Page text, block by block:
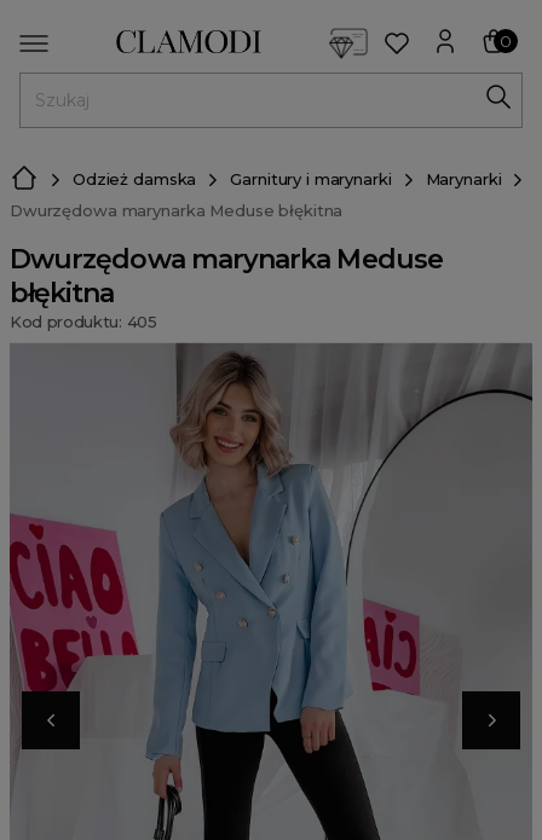
0
Odzież damska Garnitury i marynarki
Marynarki
Dwurzędowa marynarka Meduse błękitna
Dwurzędowa marynarka Meduse
błękitna
Kod produktu: 405